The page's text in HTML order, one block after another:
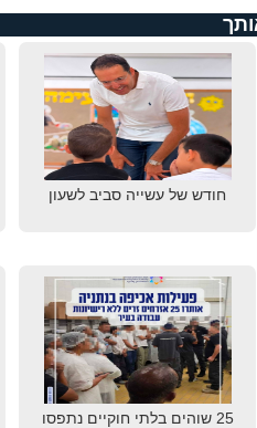
חודש של עשייה סביב לשעון
25 שוהים בלתי חוקיים נתפסו